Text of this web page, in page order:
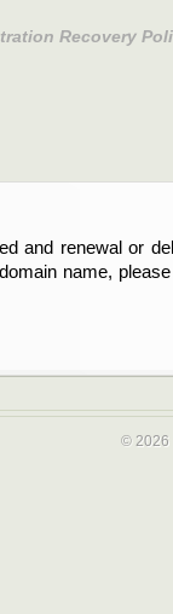
Recovery
and renewal or
name,
und die
sind und
Ihren Service-
© 2026